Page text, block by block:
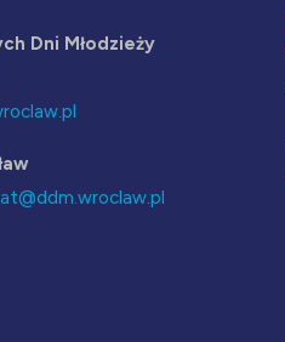
Dni Młodzieży